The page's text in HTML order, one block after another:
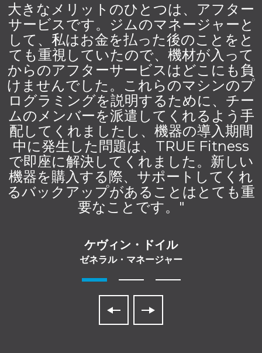
大きなメリットのひとつは、アフター
サービスです。ジムのマネージャーと
して、私はお金を払った後のことをと
ても重視していたので、機材が入って
からのアフターサービスはどこにも負
けませんでした。これらのマシンのプ
ログラミングを説明するために、チー
ムのメンバーを派遣してくれるよう手
配してくれましたし、機器の導入期間
中に発生した問題は、TRUE Fitness
で即座に解決してくれました。新しい
機器を購入する際、サポートしてくれ
るバックアップがあることはとても重
要なことです。"
ケヴィン・ドイル
ゼネラル・マネージャー